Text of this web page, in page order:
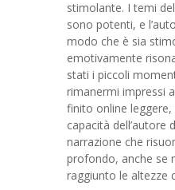
stimolante. I temi
sono potenti, e
modo che è sia
emotivamente
stati i piccoli
rimanermi impressi
finito online
capacità dell’autore
narrazione che
profondo, anche se
raggiunto le altezze